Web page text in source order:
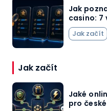
Jak
casino: 7
Jak začít
Jak začít
Jaké
pro